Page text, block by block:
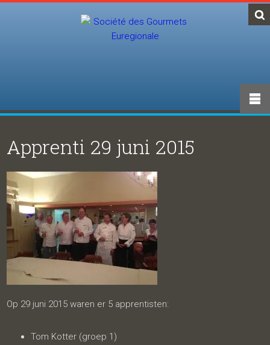
Apprenti 29 juni 2015
Op 29 juni 2015 waren er 5 apprentisten:
Tom Kotter (groep 1)